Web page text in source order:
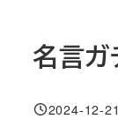
名言ガ
投稿日
2024-12-21